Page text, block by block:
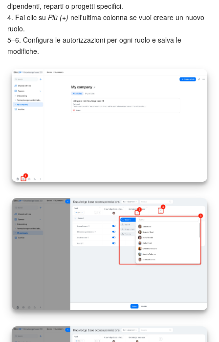
dipendenti, reparti o progetti specifici.
4. Fai clic su Più (+) nell'ultima colonna se vuoi creare un nuovo
ruolo.
5–6. Configura le autorizzazioni per ogni ruolo e salva le
modifiche.